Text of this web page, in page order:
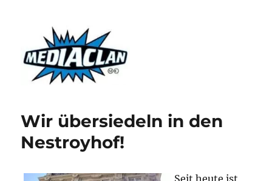
Wir übersiedeln in den
Nestroyhof!
Seit heute ist